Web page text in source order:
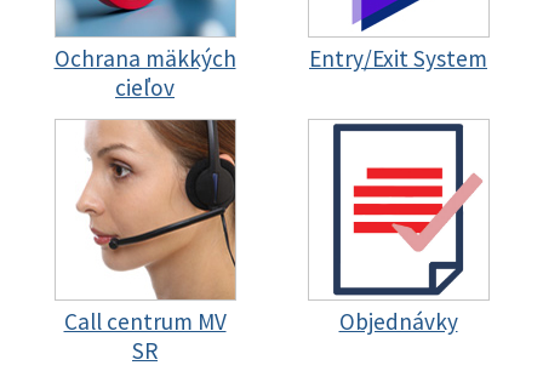
Ochrana mäkkých
cieľov
Entry/Exit System
Call centrum MV
SR
Objednávky